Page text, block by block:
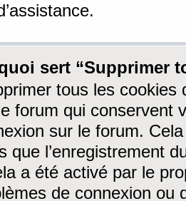
sert “Supprimer
tous les cookies
forum qui conservent
sur le forum.
que l’enregistrement
a été activé par le
de connexion ou